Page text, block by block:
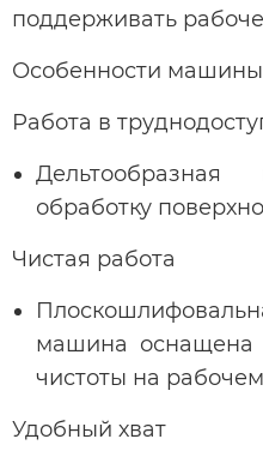
поддерживать
Особенности машины
Работа в
Дельтообразная
обработку
Чистая работа
машина оснащена
чистоты на
Удобный хват